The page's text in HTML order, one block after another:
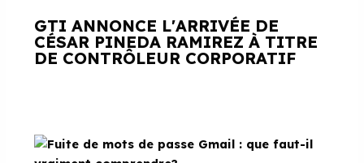
GTI ANNONCE L'ARRIVÉE DE
CÉSAR PINEDA RAMIREZ À TITRE
DE CONTRÔLEUR CORPORATIF